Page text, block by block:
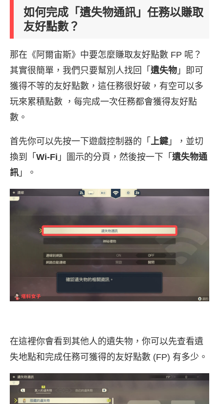
如何完成「遺失物通訊」任務以賺取
友好點數？
那在《阿爾宙斯》中要怎麼賺取友好點數 FP 呢？
其實很簡單，我們只要幫別人找回「 遺失物 」即可
獲得不等的友好點數，這任務很好破，有空可以多
玩來累積點數 ，每完成一次任務都會獲得友好點
數。
首先你可以先按一下遊戲控制器的「 上鍵」，並切
換到「 Wi-Fi 」圖示的分頁，然後按一下「 遺失物通
訊 」。
在這裡你會看到其他人的遺失物，你可以先查看遺
失地點和完成任務可獲得的友好點數 (FP) 有多少。